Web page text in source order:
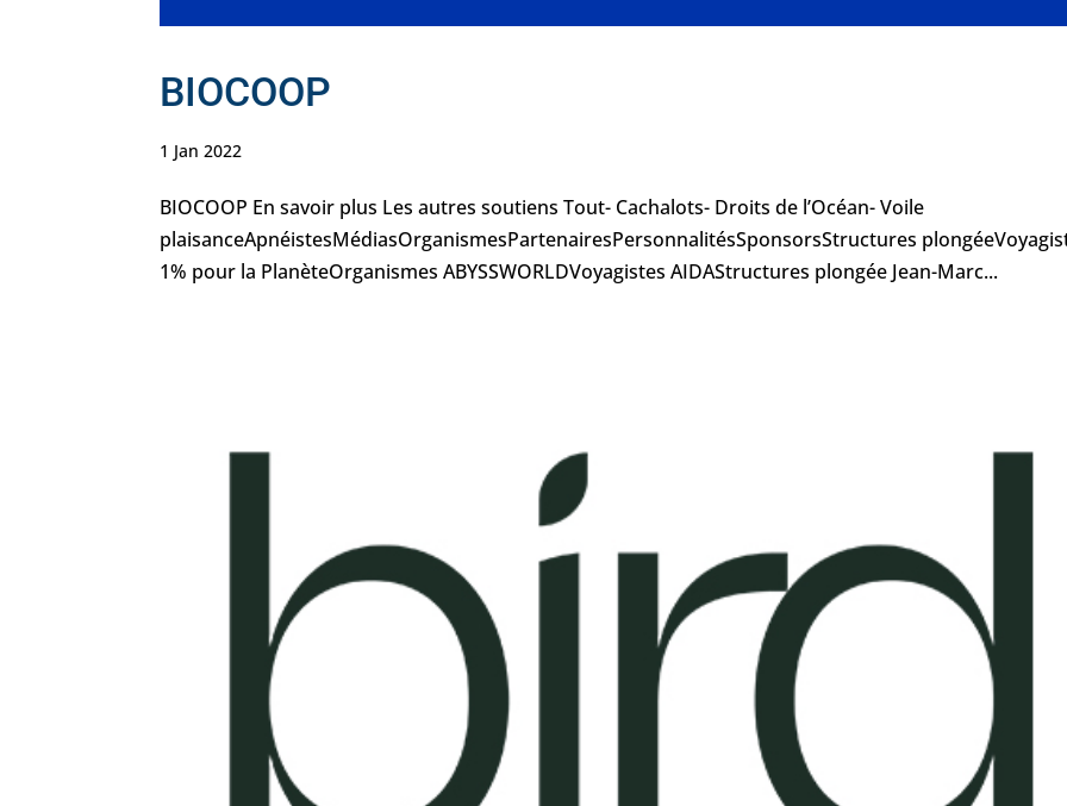
BIOCOOP
1 Jan 2022
BIOCOOP En savoir plus Les autres soutiens Tout- Cachalots- Droits de l’Océan- Voile
plaisanceApnéistesMédiasOrganismesPartenairesPersonnalitésSponsorsStructures
1% pour la PlanèteOrganismes ABYSSWORLDVoyagistes AIDAStructures plongée Jean-Marc...